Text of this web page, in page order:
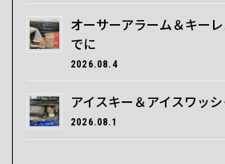
オーサーアラーム＆キー
でに
2026.08.4
アイスキー＆アイスワッ
2026.08.1